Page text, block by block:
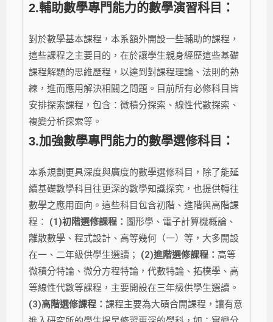
2.輔助數學專門能力的數學演習科目：
對於數學基本課程，本系額外開設一些輔助的課程，
這些課程之主要目的，在於讓學生親身經歷這些基礎
課程解題的思維歷程，以達到對課程理論、法則的熟
練，進而應用解決相關之問題。目前所有必修科目皆
安排探索課程，包含：微積分探索、線性代數探索、
複變分析探索等。
3.加強數學專門能力的數學選修科目：
本系規劃更具深度與廣度的數學選修科目，除了能延
續基礎數學科目往更深的數學知識探究，也提供轉往
數學之應用面向。這些科目包含初階、進階與高階課
程： (1)初階選修課程： 圖形學、電子計算機概論、
離散數學、程式設計、高等幾何（一）等，大多開設
在一、二年級供學生選讀； (2)進階選修課程： 高等
微積分特論、微分方程特論，代數特論、拓樸學、高
等線性代數等課程，主要開設在三年級供學生選讀。
(3)高階選修課程：課程主要為大碩合開課程，讓有意